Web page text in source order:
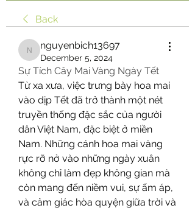
Back
nguyenbich13697
nguyenbich13697
December 5, 2024
Sự Tích Cây Mai Vàng Ngày Tết
Từ xa xưa, việc trưng bày hoa mai
vào dịp Tết đã trở thành một nét
truyền thống đặc sắc của người
dân Việt Nam, đặc biệt ở miền
Nam. Những cánh hoa mai vàng
rực rỡ nở vào những ngày xuân
không chỉ làm đẹp không gian mà
còn mang đến niềm vui, sự ấm áp,
và cảm giác hòa quyện giữa trời và